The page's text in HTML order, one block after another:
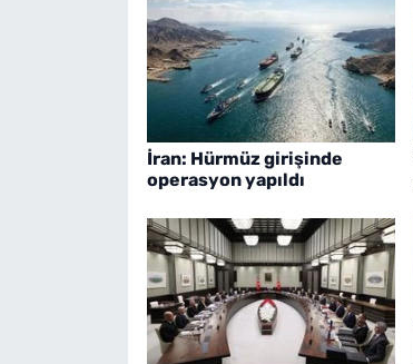
İran: Hürmüz girişinde
operasyon yapıldı